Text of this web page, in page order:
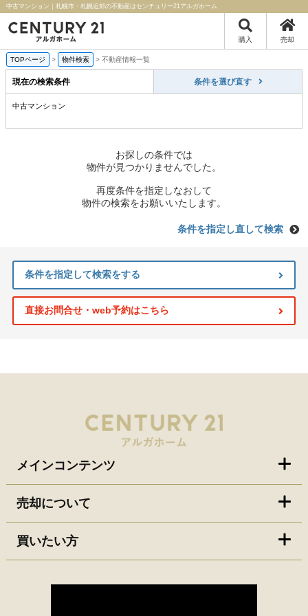
中古マンション｜札幌市・札幌近郊の不動産はセンチュリー21アルガホーム
購入 売却
TOPページ > 物件検索 > 不動産情報一覧
現在の検索条件 条件を選び直す
中古マンション
お探しの条件では
物件が見つかりませんでした。
再度条件を指定しなおして
物件の検索をお願いいたします。
条件を指定し直して検索
条件を指定して検索をする
直接お問合せ・web予約はこちら
メインコンテンツ
売却について
買いたい方